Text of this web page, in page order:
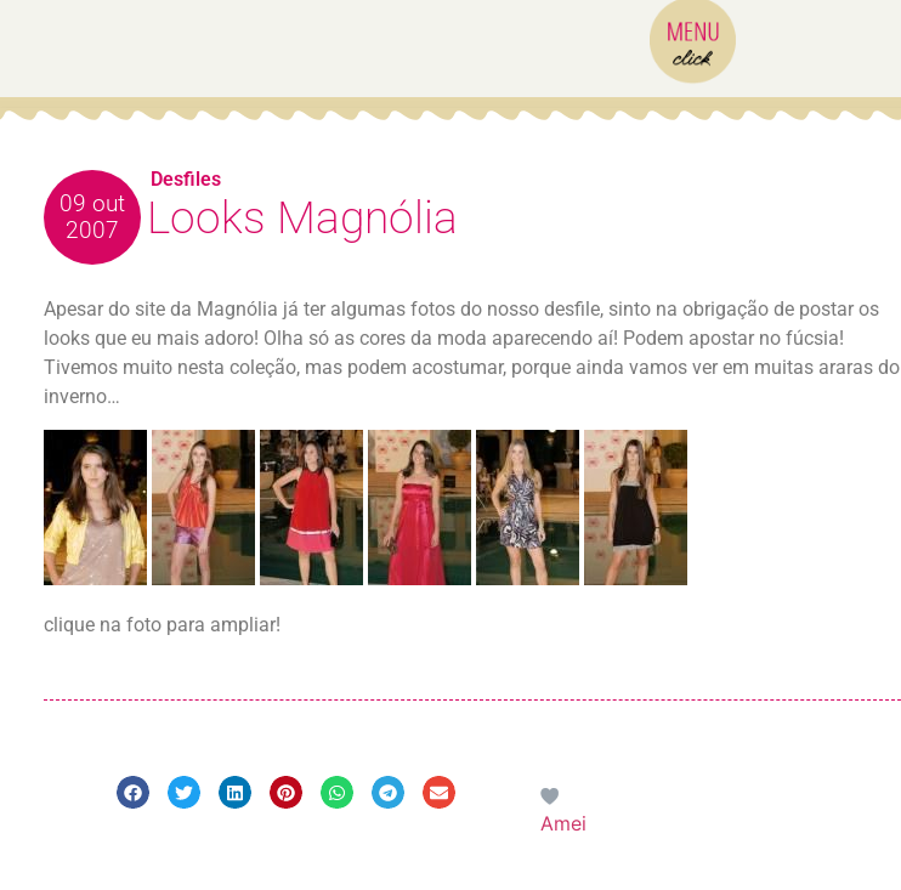
09 out
2007
Looks Magnólia
Apesar do site da Magnólia já ter algumas fotos do nosso desfile, sinto na obrigação de postar os
looks que eu mais adoro! Olha só as cores da moda aparecendo aí! Podem apostar no fúcsia!
Tivemos muito nesta coleção, mas podem acostumar, porque ainda vamos ver em muitas araras do
inverno…
clique na foto para ampliar!
Amei
Desfiles